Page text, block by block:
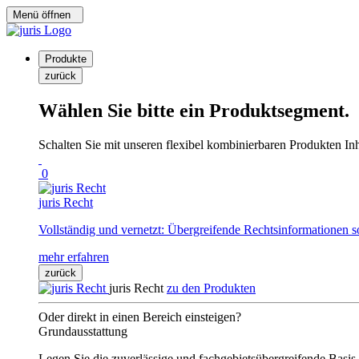
Menü öffnen
Produkte
zurück
Wählen Sie bitte ein Produktsegment.
Schalten Sie mit unseren flexibel kombinierbaren Produkten
0
juris Recht
Vollständig und vernetzt: Übergreifende Rechtsinformationen
mehr erfahren
zurück
juris Recht zu den Produkten
Oder direkt in einen Bereich einsteigen?
Grundausstattung